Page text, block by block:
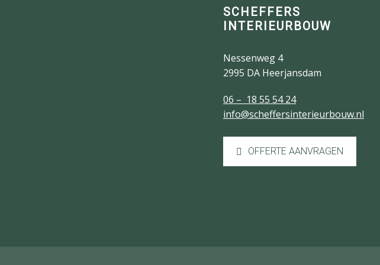
SCHEFFERS
INTERIEURBOUW
Nessenweg 4
2995 DA Heerjansdam
06 – 18 55 54 24
info@scheffersinterieurbouw.nl
OFFERTE AANVRAGEN